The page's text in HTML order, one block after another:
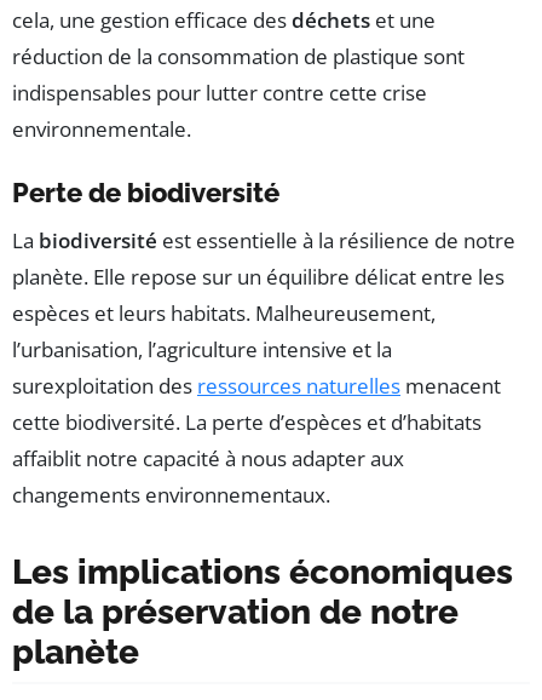
cela, une gestion efficace desdéchets et une
réduction de la consommation de plastique sont
indispensables pour lutter contre cette crise
environnementale.
Perte de biodiversité
La biodiversité est essentielle à la résilience de notre
planète. Elle repose sur un équilibre délicat entre les
espèces et leurs habitats. Malheureusement,
l’urbanisation, l’agriculture intensive et la
surexploitation des ressources naturelles menacent
cette biodiversité. La perte d’espèces et d’habitats
affaiblit notre capacité à nous adapter aux
changements environnementaux.
Les implications économiques
de la préservation de notre
planète